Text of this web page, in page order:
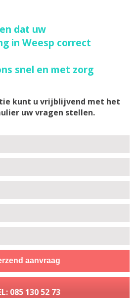
dat uw
in Weesp correct
snel en met zorg
kunt u vrijblijvend met het
uw vragen stellen.
085 130 52 73